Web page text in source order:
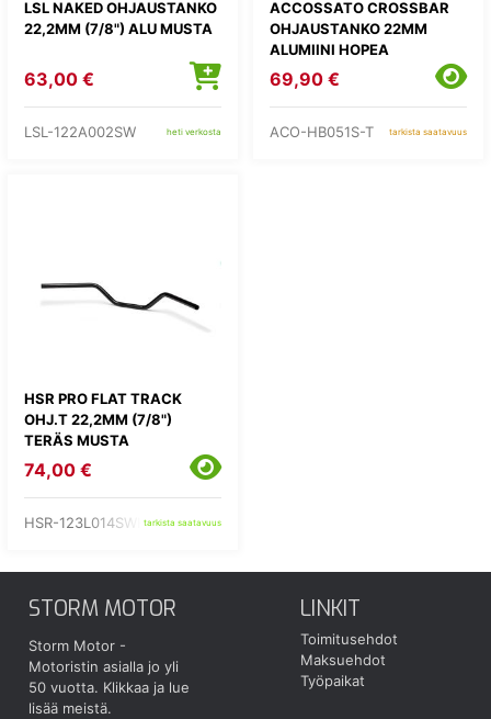
LSL NAKED OHJAUSTANKO
22,2MM (7/8") ALU MUSTA
63,00 €
LSL-122A002SW heti verkosta
ACCOSSATO CROSSBAR
OHJAUSTANKO 22MM
ALUMIINI HOPEA
69,90 €
ACO-HB051S-T tarkista saatavuus
HSR PRO FLAT TRACK
OHJ.T 22,2MM (7/8")
TERÄS MUSTA
74,00 €
HSR-123L014SWHPtarkista saatavuus
STORM MOTOR
Storm Motor -
Motoristin asialla jo yli
50 vuotta. Klikkaa ja lue
lisää meistä.
LINKIT
Toimitusehdot
Maksuehdot
Työpaikat